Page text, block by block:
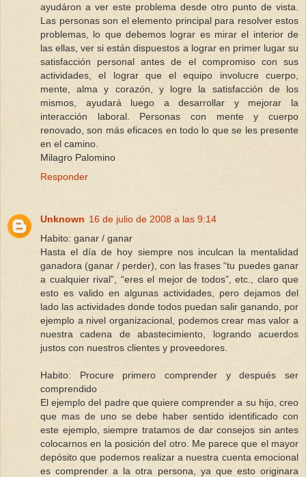
ayudáron a ver este problema desde otro punto de vista.
Las personas son el elemento principal para resolver estos
problemas, lo que debemos lograr es mirar el interior de
las ellas, ver si están dispuestos a lograr en primer lugar su
satisfacción personal antes de el compromiso con sus
actividades, el lograr que el equipo involucre cuerpo,
mente, alma y corazón, y logre la satisfacción de los
mismos, ayudará luego a desarrollar y mejorar la
interacción laboral. Personas con mente y cuerpo
renovado, son más eficaces en todo lo que se les presente
en el camino.
Milagro Palomino
Responder
Unknown 16 de julio de 2008 a las 9:14
Habito: ganar / ganar
Hasta el día de hoy siempre nos inculcan la mentalidad
ganadora (ganar / perder), con las frases “tu puedes ganar
a cualquier rival”, “eres el mejor de todos”, etc., claro que
esto es valido en algunas actividades, pero dejamos del
lado las actividades donde todos puedan salir ganando, por
ejemplo a nivel organizacional, podemos crear mas valor a
nuestra cadena de abastecimiento, logrando acuerdos
justos con nuestros clientes y proveedores.
Habito: Procure primero comprender y después ser
comprendido
El ejemplo del padre que quiere comprender a su hijo, creo
que mas de uno se debe haber sentido identificado con
este ejemplo, siempre tratamos de dar consejos sin antes
colocarnos en la posición del otro. Me parece que el mayor
depósito que podemos realizar a nuestra cuenta emocional
es comprender a la otra persona, ya que esto originara